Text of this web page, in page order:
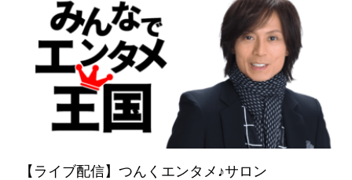
【ライブ配信】つんくエンタメ♪サロン